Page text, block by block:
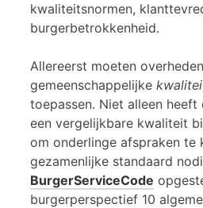
kwaliteitsnormen,
burgerbetrokkenheid.
Allereerst moeten overheden
gemeenschappelijke
toepassen. Niet alleen
een vergelijkbare kwaliteit
om onderlinge afspraken te
gezamenlijke standaard
BurgerServiceCode
burgerperspectief 10